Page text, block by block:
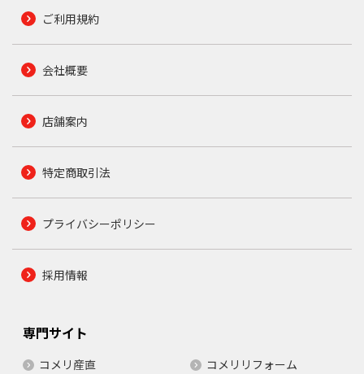
ご利用規約
会社概要
店舗案内
特定商取引法
プライバシーポリシー
採用情報
専門サイト
コメリ産直
コメリリフォーム